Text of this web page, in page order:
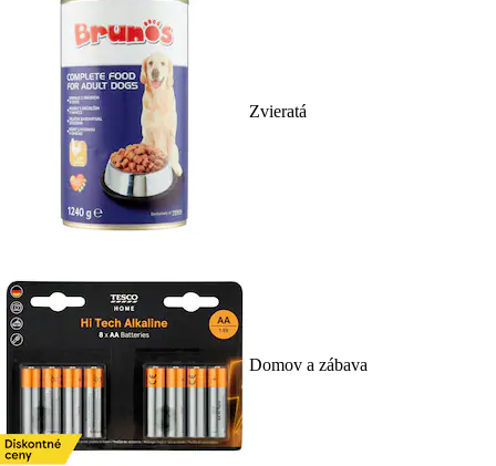
Zvieratá
Domov a zábava